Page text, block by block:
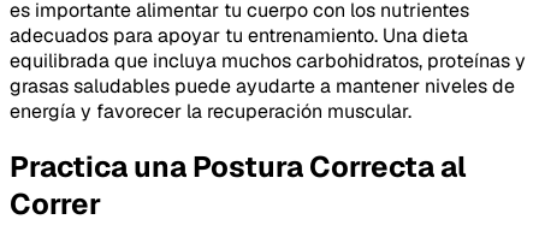
es importante alimentar tu cuerpo con los nutrientes
adecuados para apoyar tu entrenamiento. Una dieta
equilibrada que incluya muchos carbohidratos, proteínas y
grasas saludables puede ayudarte a mantener niveles de
energía y favorecer la recuperación muscular.
Practica una Postura Correcta al
Correr